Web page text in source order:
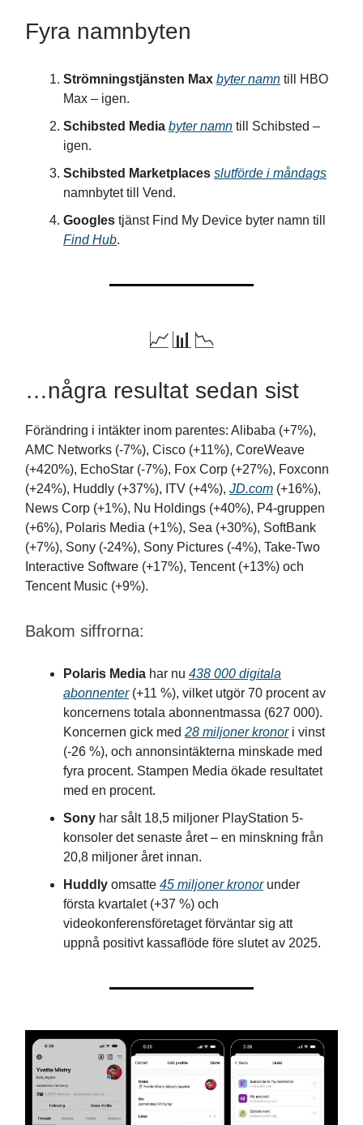
Fyra namnbyten
Strömningstjänsten Max byter namn till HBO
Max – igen.
Schibsted Media byter namn till Schibsted –
igen.
Schibsted Marketplaces slutförde i måndags
namnbytet till Vend.
Googles tjänst Find My Device byter namn till
Find Hub.
📈📊📉
…några resultat sedan sist
Förändring i intäkter inom parentes: Alibaba (+7%),
AMC Networks (-7%), Cisco (+11%), CoreWeave
(+420%), EchoStar (-7%), Fox Corp (+27%), Foxconn
(+24%), Huddly (+37%), ITV (+4%), JD.com (+16%),
News Corp (+1%), Nu Holdings (+40%), P4-gruppen
(+6%), Polaris Media (+1%), Sea (+30%), SoftBank
(+7%), Sony (-24%), Sony Pictures (-4%), Take-Two
Interactive Software (+17%), Tencent (+13%) och
Tencent Music (+9%).
Bakom siffrorna:
Polaris Media har nu 438 000 digitala
abonnenter(+11 %), vilket utgör 70 procent av
koncernens totala abonnentmassa (627 000).
Koncernen gick med 28 miljoner kronori vinst
(-26 %), och annonsintäkterna minskade med
fyra procent. Stampen Media ökade resultatet
med en procent.
Sony har sålt 18,5 miljoner PlayStation 5-
konsoler det senaste året – en minskning från
20,8 miljoner året innan.
Huddly omsatte 45 miljoner kronorunder
första kvartalet (+37 %) och
videokonferensföretaget förväntar sig att
uppnå positivt kassaflöde före slutet av 2025.